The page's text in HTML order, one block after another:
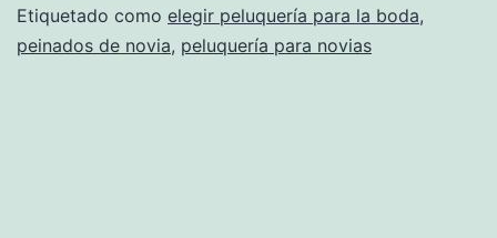
para
tu
Etiquetado como elegir peluquería para la boda,
peinados de novia, peluquería para novias